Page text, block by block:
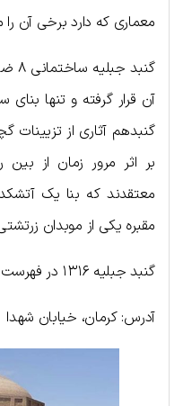
معماری که دارد برخی آن
آن قرار گرفته و تنها
گنبدهم آثاری از
بر اثر مرور زمان از بین
معتقدند که بنا یک
مقبره یکی از موبدان
گنبد جبلیه ۱۳۱۶ در فهرست آثار ملی ایران به ثبت رسید.
آدرس: کرمان، خیابان شهدا